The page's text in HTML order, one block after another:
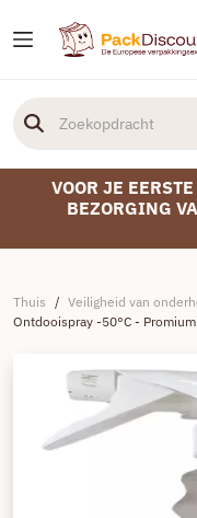
VOOR JE
BEZORGING
Thuis / Veiligheid van
Ontdooispray -50°C - Promium